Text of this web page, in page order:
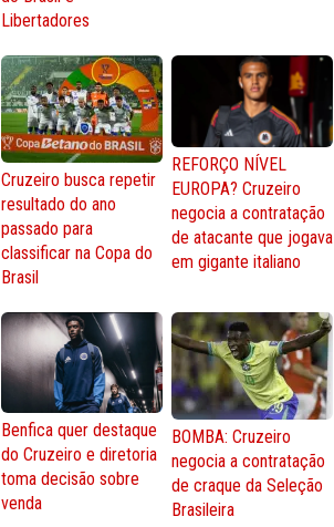
Libertadores
Cruzeiro busca repetir
resultado do ano
passado para
classificar na Copa do
Brasil
REFORÇO NÍVEL
EUROPA? Cruzeiro
negocia a contratação
de atacante que jogava
em gigante italiano
Benfica quer destaque
do Cruzeiro e diretoria
toma decisão sobre
venda
BOMBA: Cruzeiro
negocia a contratação
de craque da Seleção
Brasileira